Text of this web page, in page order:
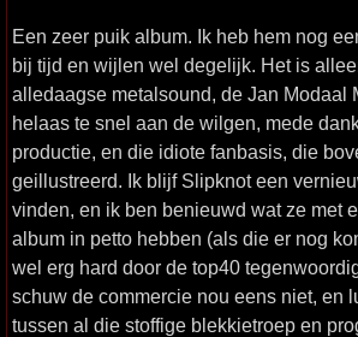
Een zeer puik album. Ik heb hem nog
bij tijd en wijlen wel degelijk. Het is
alledaagse metalsound, de Jan Modaal
helaas te snel aan de wilgen, mede
productie, en die idiote fanbasis, die
geillustreerd. Ik blijf Slipknot een
vinden, en ik ben benieuwd wat ze met
album in petto hebben (als die er nog
wel erg hard door de top40
schuw de commercie nou eens niet, en
tussen al die stoffige blekkietroep en